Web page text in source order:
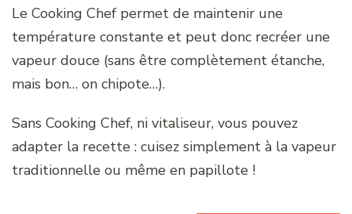
Le Cooking Chef permet de maintenir une
température constante et peut donc recréer une
vapeur douce (sans être complètement étanche,
mais bon… on chipote…).
Sans Cooking Chef, ni vitaliseur, vous pouvez
adapter la recette : cuisez simplement à la vapeur
traditionnelle ou même en papillote !